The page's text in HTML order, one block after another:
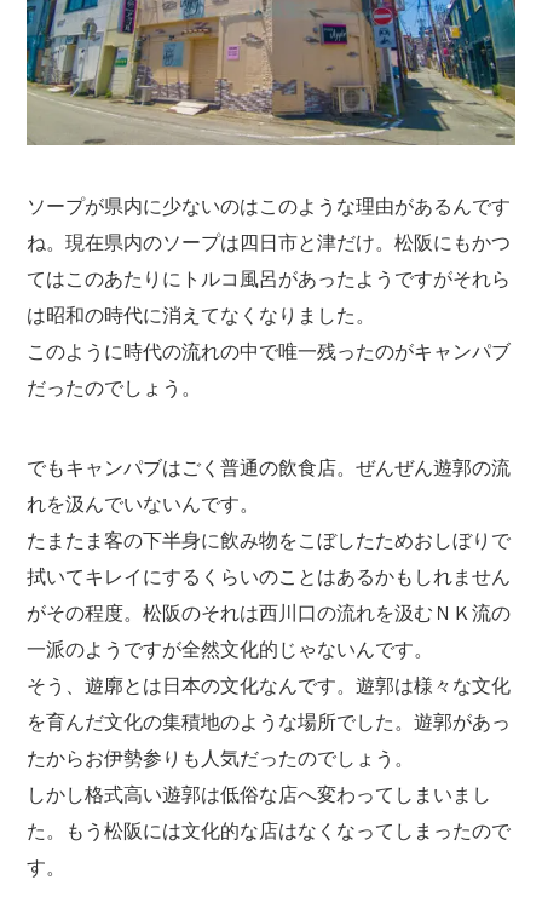
ソープが県内に少ないのはこのような理由があるんです
ね。現在県内のソープは四日市と津だけ。松阪にもかつ
てはこのあたりにトルコ風呂があったようですがそれら
は昭和の時代に消えてなくなりました。
このように時代の流れの中で唯一残ったのがキャンパブ
だったのでしょう。
でもキャンパブはごく普通の飲食店。ぜんぜん遊郭の流
れを汲んでいないんです。
たまたま客の下半身に飲み物をこぼしたためおしぼりで
拭いてキレイにするくらいのことはあるかもしれません
がその程度。松阪のそれは西川口の流れを汲むＮＫ流の
一派のようですが全然文化的じゃないんです。
そう、遊廓とは日本の文化なんです。遊郭は様々な文化
を育んだ文化の集積地のような場所でした。遊郭があっ
たからお伊勢参りも人気だったのでしょう。
しかし格式高い遊郭は低俗な店へ変わってしまいまし
た。もう松阪には文化的な店はなくなってしまったので
す。